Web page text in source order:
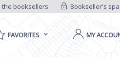
Bookseller's
the booksellers
FAVORITES MY